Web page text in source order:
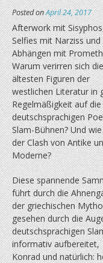
Posted onApril 24, 2017
Afterwork mit
Selfies mit Narziss und
Abhängen mit
Warum verirren sich die
ältesten Figuren der
westlichen Literatur in
Regelmäßigkeit auf die
deutschsprachigen
Slam-Bühnen? Und
der Clash von Antike
Moderne?
Diese spannende
führt durch die
der griechischen
gesehen durch die
deutschsprachigen
informativ aufbereitet,
Konrad und natürlich: